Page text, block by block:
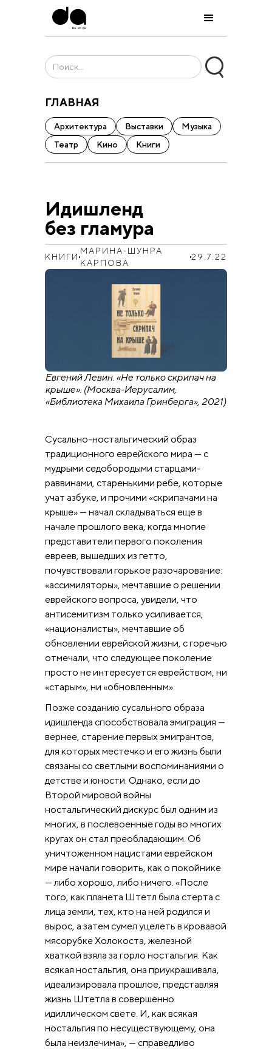
ГЛАВНАЯ
Архитектура Выставки
Музыка
Театр
Кино Книги
Идишленд
без гламура
КНИГИ
МАРИНА-ШУНРА
КАРПОВА
29.7.22
Евгений Левин. «Не только скрипач на
крыше». (Москва-Иерусалим,
«Библиотека Михаила Гринберга», 2021)
Сусально-ностальгический образ
традиционного еврейского мира — с
мудрыми седобородыми старцами-
раввинами, старенькими ребе, которые
учат азбуке, и прочими «скрипачами на
крыше» — начал складываться еще в
начале прошлого века, когда многие
представители первого поколения
евреев, вышедших из гетто,
почувствовали горькое разочарование:
«ассимиляторы», мечтавшие о решении
еврейского вопроса, увидели, что
антисемитизм только усиливается,
«националисты», мечтавшие об
обновлении еврейской жизни, с горечью
отмечали, что следующее поколение
просто не интересуется еврейством, ни
«старым», ни «обновленным».
Позже созданию сусального образа
идишленда способствовала эмиграция —
вернее, старение первых эмигрантов,
для которых местечко и его жизнь были
связаны со светлыми воспоминаниями о
детстве и юности. Однако, если до
Второй мировой войны
ностальгический дискурс был одним из
многих, в послевоенные годы во многих
кругах он стал преобладающим. Об
уничтоженном нацистами еврейском
мире начали говорить, как о покойнике
— либо хорошо, либо ничего. «После
того, как планета Штетл была стерта с
лица земли, тех, кто на ней родился и
вырос, а затем сумел уцелеть в кровавой
мясорубке Холокоста, железной
хваткой взяла за горло ностальгия. Как
всякая ностальгия, она приукрашивала,
идеализировала прошлое, представляя
жизнь Штетла в совершенно
идиллическом свете. И, как всякая
ностальгия по несуществующему, она
была неизлечима», — справедливо